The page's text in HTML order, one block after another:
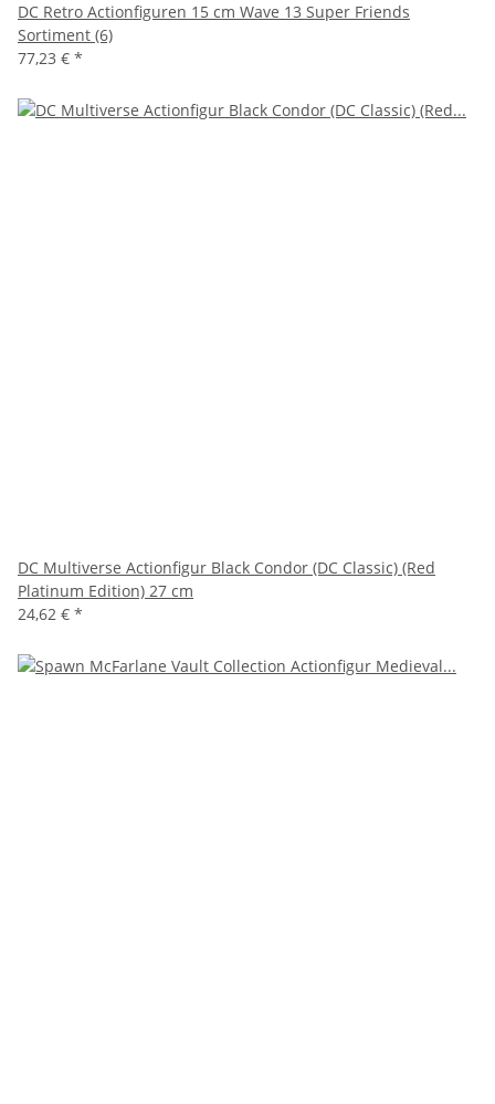
DC Retro Actionfiguren 15 cm Wave 13 Super Friends
Sortiment (6)
77,23 € *
DC Multiverse Actionfigur Black Condor (DC Classic) (Red
Platinum Edition) 27 cm
24,62 € *